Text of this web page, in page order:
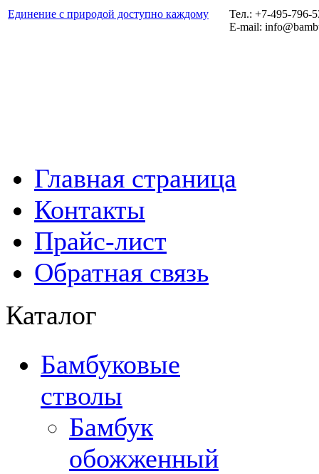
Единение с природой доступно каждому
Тел.: +7-495-796-
E-mail:
Главная страница
Контакты
Прайс-лист
Обратная связь
Каталог
Бамбуковые
стволы
Бамбук
обожженный